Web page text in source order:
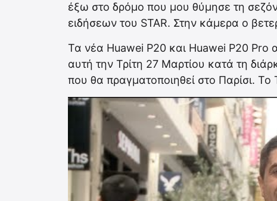
έξω στο δρόμο που μου θύμησε τη
ειδήσεων του STAR. Στην κάμερα ο
Τα νέα Huawei P20 και Huawei P20 Pro
αυτή την Τρίτη 27 Μαρτίου κατά τη
που θα πραγματοποιηθεί στο Παρίσι.